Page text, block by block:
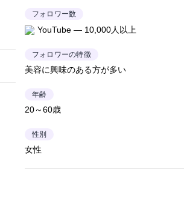
フォロワー数
YouTube — 10,000人以上
フォロワーの特徴
美容に興味のある方が多い
年齢
20～60歳
性別
女性